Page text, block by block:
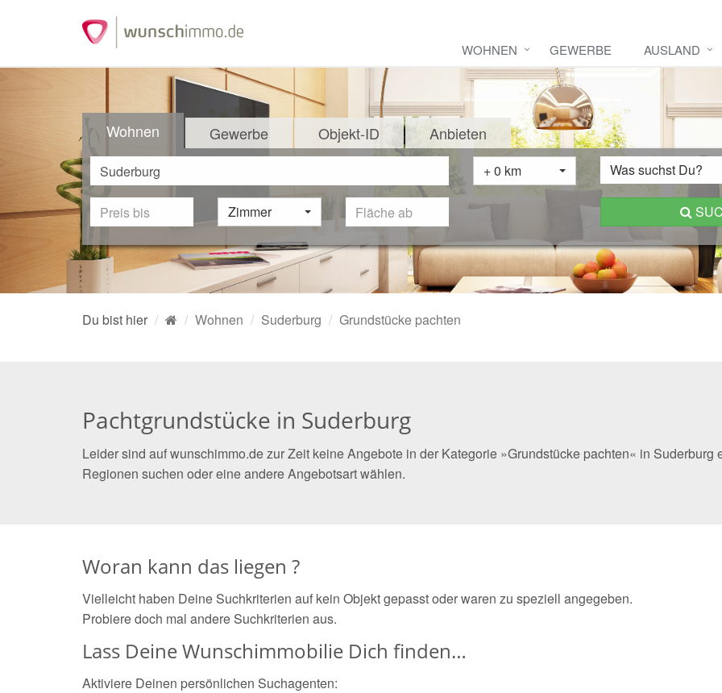
WOHNEN GEWERBE AUSLAND
Wohnen Gewerbe Objekt-ID Anbieten
+ 0 km Was suchst Du?
Zimmer
Du bist hier Wohnen Suderburg Grundstücke pachten
Pachtgrundstücke in Suderburg
Leider sind auf wunschimmo.de zur Zeit keine Angebote in der Kategorie »Grundstücke pachten« in
Regionen suchen oder eine andere Angebotsart wählen.
Woran kann das liegen ?
Vielleicht haben Deine Suchkriterien auf kein Objekt gepasst oder waren zu speziell angegeben.
Probiere doch mal andere Suchkriterien aus.
Lass Deine Wunschimmobilie Dich finden…
Aktiviere Deinen persönlichen Suchagenten: